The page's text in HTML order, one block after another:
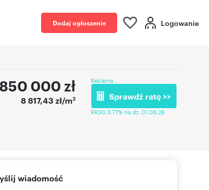
Dodaj ogłoszenie Logowanie
850 000 zł
8 817,43 zł/m2
Reklama
Sprawdź ratę >>
RRSO 5,77% na dz. 01.06.26
wiadomość